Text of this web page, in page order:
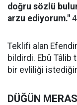
doğru sözlü
arzu ediyorum." 4
Teklifi alan
bildirdi. Ebû
bir evliliği
DÜĞÜN